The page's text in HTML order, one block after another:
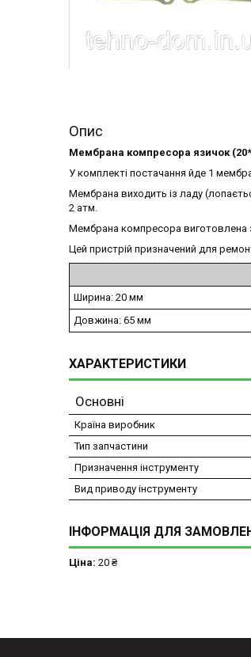
Опис
Мембрана компресора язичок
У комплекті постачання йде 1
Мембрана виходить із ладу
2 атм.
Мембрана компресора виготовлена
Цей пристрій призначений для
Ширина: 20 мм
Довжина: 65 мм
ХАРАКТЕРИСТИКИ
Основні
Країна виробник
Тип запчастини
Призначення інструменту
Вид приводу інструменту
ІНФОРМАЦІЯ ДЛЯ
Ціна: 20 ₴